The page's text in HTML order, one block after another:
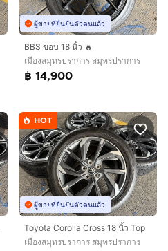
ผู้ขายที่ยืนยันตัวตนแล้ว
BBS ขอบ 18 นิ้ว 🔥
เมืองสมุทรปราการ สมุทรปราการ
฿ 14,900
HOT
ผู้ขายที่ยืนยันตัวตนแล้ว
Toyota Corolla Cross 18 นิ้ว Top
เมืองสมุทรปราการ สมุทรปราการ